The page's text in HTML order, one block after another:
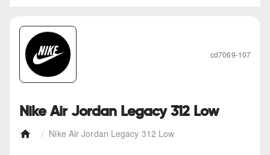
Nike Air Jordan Legacy 312 Low
Nike Air Jordan Legacy 312 Low
cd7069-107